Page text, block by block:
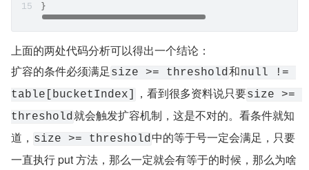
}
上面的两处代码分析可以得出一个结论：
扩容的条件必须满足 size >= threshold 和null !=
table[bucketIndex]
，看到很多资料说只要size >=
threshold 就会触发扩容机制，这是不对的。看条件就知
道， size >= threshold 中的等于号一定会满足，只要
一直执行 put 方法，那么一定就会有等于的时候，那么为啥